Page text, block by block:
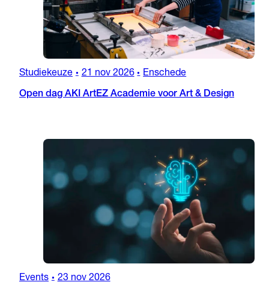
Studiekeuze • 21 nov 2026 • Enschede
Open dag AKI ArtEZ Academie voor Art & Design
Events • 23 nov 2026